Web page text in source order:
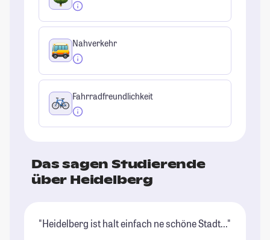
Nahverkehr
Fahrradfreundlichkeit
Das sagen Studierende
über Heidelberg
"Heidelberg ist halt einfach ne schöne Stadt..."